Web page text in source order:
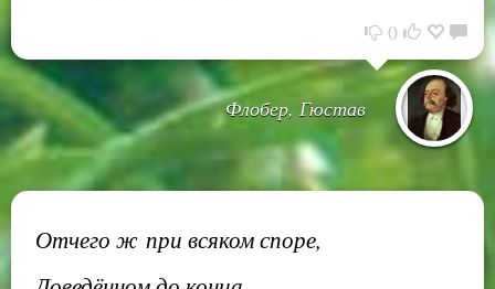
0
Флобер, Гюстав
Отчего ж при всяком споре,